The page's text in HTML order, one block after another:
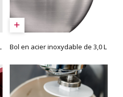
Bol en acier inoxydable de 3,0 L